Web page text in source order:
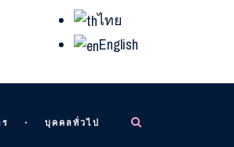
ไทย
English
บุคคลทั่วไป